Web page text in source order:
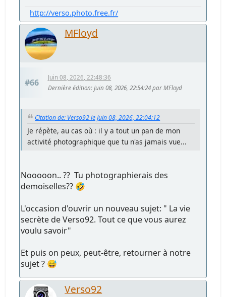
http://verso.photo.free.fr/
MFloyd
#66
Juin 08, 2026, 22:48:36
Dernière édition: Juin 08, 2026, 22:54:24 par MFloyd
Citation de: Verso92 le Juin 08, 2026, 22:04:12
Je répète, au cas où : il y a tout un pan de mon
activité photographique que tu n'as jamais vue...
Nooooon.. ?? Tu photographierais des
demoiselles?? 🤣
L'occasion d'ouvrir un nouveau sujet: " La vie
secrète de Verso92. Tout ce que vous aurez
voulu savoir"
Et puis on peux, peut-être, retourner à notre
sujet ? 😅
Verso92